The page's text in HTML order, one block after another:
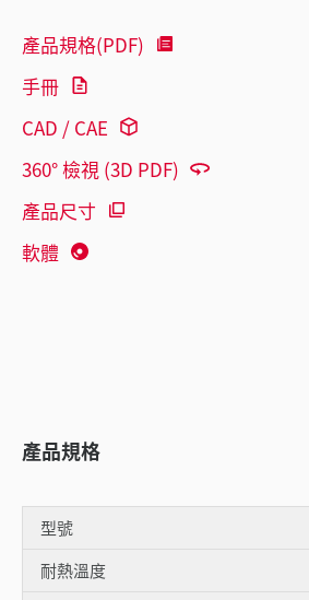
產品規格(PDF)
手冊
CAD / CAE
360° 檢視 (3D PDF)
產品尺寸
軟體
產品規格
型號
耐熱溫度